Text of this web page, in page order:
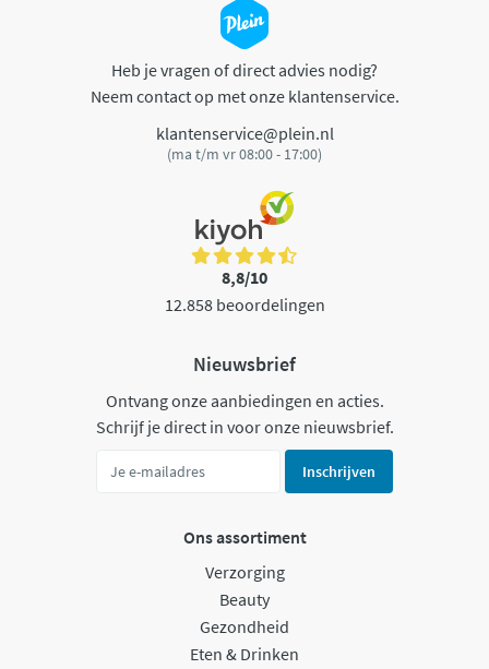
Heb je vragen of direct advies nodig?
Neem contact op met onze klantenservice.
klantenservice@plein.nl
(ma t/m vr 08:00 - 17:00)
8,8/10
12.858 beoordelingen
Nieuwsbrief
Ontvang onze aanbiedingen en acties.
Schrijf je direct in voor onze nieuwsbrief.
Inschrijven
Ons assortiment
Verzorging
Beauty
Gezondheid
Eten & Drinken